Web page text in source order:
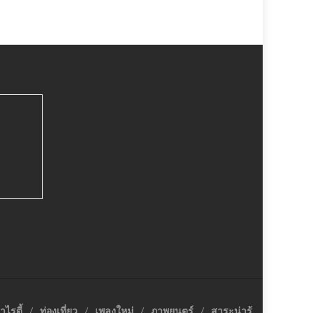
ไรตี้ ท่องเที่ยว เพลงใหม่ ภาพยนตร์ สาระน่ารู้